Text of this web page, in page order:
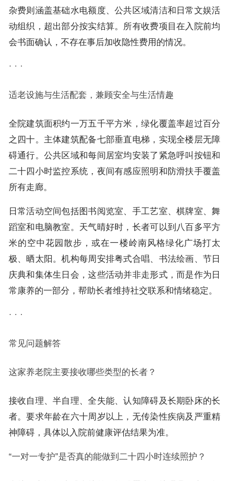
杂费则涵盖基础水电额度、公共区域清洁和日常文娱活
动组织，超出部分按实结算。所有收费项目在入院前均
会书面确认，不存在事后加收隐性费用的情况。
· · ·
适老设施与生活配套，兼顾安全与生活情趣
全院建筑面积约一万五千平方米，绿化覆盖率超过百分
之四十。主体建筑配备七部垂直电梯，实现全楼层无障
碍通行。公共区域和每间居室均安装了紧急呼叫按钮和
二十四小时监控系统，夜间有感应照明和防滑扶手覆盖
所有走廊。
日常活动空间包括图书阅览室、手工艺室、棋牌室、舞
蹈室和电脑教室。天气晴好时，长者可以到八百多平方
米的空中花园散步，或在一楼岭南风格绿化广场打太
极、晒太阳。机构每周安排粤式合唱、书法绘画、节日
庆典和集体生日会，这些活动并非走形式，而是作为日
常康养的一部分，帮助长者维持社交联系和情绪稳定。
· · ·
常见问题解答
这家养老院主要接收哪些类型的长者？
接收自理、半自理、全失能、认知障碍及长期卧床的长
者。要求年龄在六十周岁以上，无传染性疾病及严重精
神障碍，具体以入院前健康评估结果为准。
“一对一专护”是否真的能做到二十四小时连续照护？